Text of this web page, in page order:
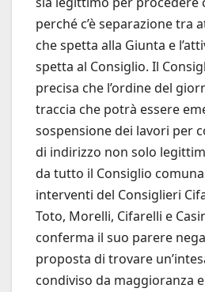
perché c’è separazione tra
che spetta alla Giunta e
spetta al Consiglio. Il
precisa che l’ordine del
traccia che potrà essere
sospensione dei lavori per
di indirizzo non solo
da tutto il Consiglio
interventi del Consiglieri
Toto, Morelli, Cifarelli e
conferma il suo parere
proposta di trovare
condiviso da maggioranza